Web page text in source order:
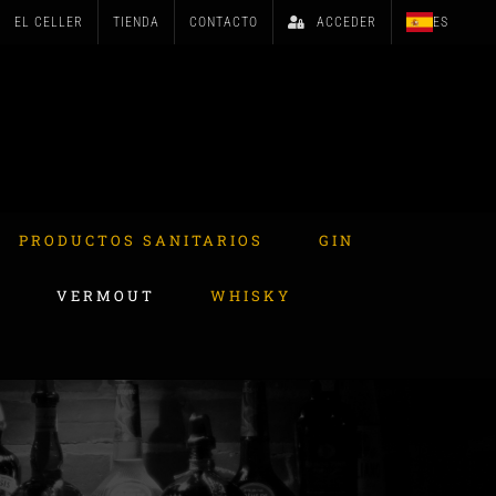
EL CELLER TIENDA CONTACTO ACCEDER ES
PRODUCTOS SANITARIOS GIN
VERMOUT WHISKY